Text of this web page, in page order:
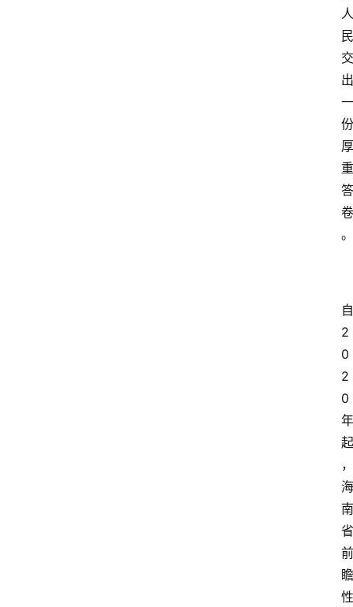
人
民
交
出
一
份
厚
重
答
卷
。
自
2
0
2
0
年
起
，
海
南
省
前
瞻
性